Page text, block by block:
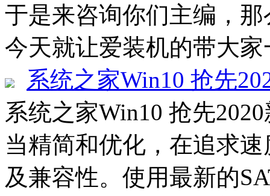
于是来咨询你们主编，
今天就让爱装机的带大
系统之家Win10 抢先
系统之家Win10 抢先
当精简和优化，在追求
及兼容性。使用最新的